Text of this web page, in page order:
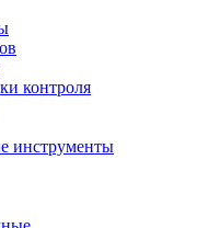
контроля
инструменты